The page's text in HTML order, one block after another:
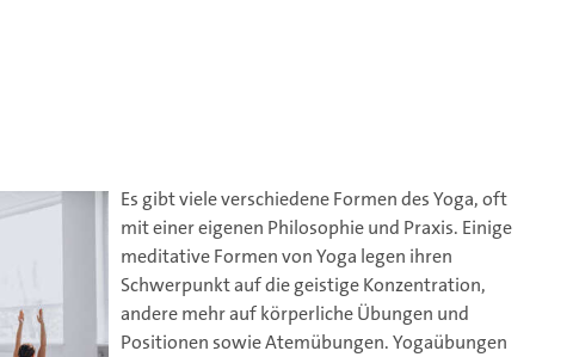
Es gibt viele verschiedene Formen des Yoga, oft
mit einer eigenen Philosophie und Praxis. Einige
meditative Formen von Yoga legen ihren
Schwerpunkt auf die geistige Konzentration,
andere mehr auf körperliche Übungen und
Positionen sowie Atemübungen. Yogaübungen